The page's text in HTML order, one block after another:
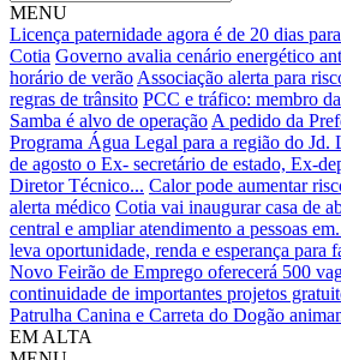
MENU
Licença paternidade agora é de 20 dias
Cotia Governo avalia cenário energético
horário de verão Associação alerta para
regras de trânsito PCC e tráfico: membro
Samba é alvo de operação A pedido da
Programa Água Legal para a região do Jd.
de agosto o Ex- secretário de estado, Ex-
Diretor Técnico... Calor pode aumentar
alerta médico Cotia vai inaugurar casa de
central e ampliar atendimento a pessoas
leva oportunidade, renda e esperança para
Novo Feirão de Emprego oferecerá 500
continuidade de importantes projetos
Patrulha Canina e Carreta do Dogão
EM ALTA